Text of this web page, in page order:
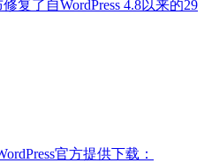
复了自WordPress 4.8以来的29
官方提供下载：